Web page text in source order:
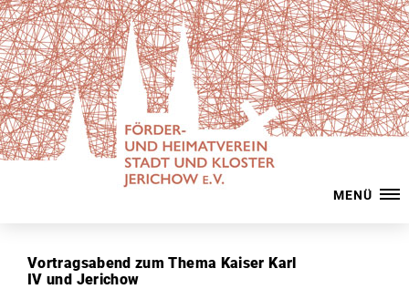
MENÜ
Vortragsabend zum Thema Kaiser Karl
IV und Jerichow